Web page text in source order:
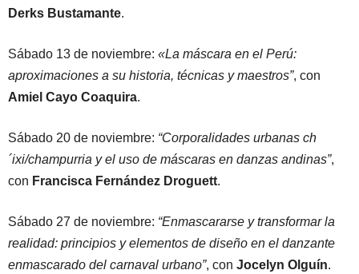
Derks Bustamante.
Sábado 13 de noviembre: «La máscara en el Perú:
aproximaciones a su historia, técnicas y maestros”, con
Amiel Cayo Coaquira.
Sábado 20 de noviembre: “Corporalidades urbanas ch
´ixi/champurria y el uso de máscaras en danzas andinas”,
con Francisca Fernández Droguett.
Sábado 27 de noviembre: “Enmascararse y transformar la
realidad: principios y elementos de diseño en el danzante
enmascarado del carnaval urbano”, con Jocelyn Olguín.